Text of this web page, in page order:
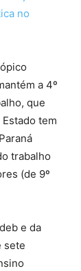
no
a 4º
que
tem
trabalho
(de 9º
e da
sete